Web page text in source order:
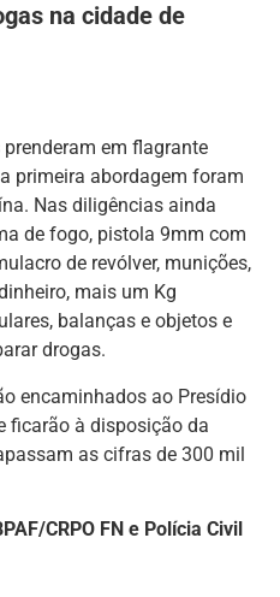
na cidade de
em flagrante
primeira abordagem foram
Nas diligências ainda
de fogo, pistola 9mm com
de revólver, munições,
mais um Kg
balanças e objetos e
drogas.
encaminhados ao Presídio
ficarão à disposição da
as cifras de 300 mil
CRPO FN e Polícia Civil